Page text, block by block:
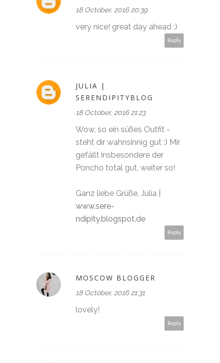
18 October, 2016 20:39
very nice! great day ahead :)
Reply
JULIA |
SERENDIPITYBLOG
18 October, 2016 21:23
Wow, so ein süßes Outfit -
steht dir wahnsinnig gut :) Mir
gefällt insbesondere der
Poncho total gut, weiter so!
Ganz liebe Grüße, Julia |
www.sere-
ndipity.blogspot.de
Reply
MOSCOW BLOGGER
18 October, 2016 21:31
lovely!
Reply